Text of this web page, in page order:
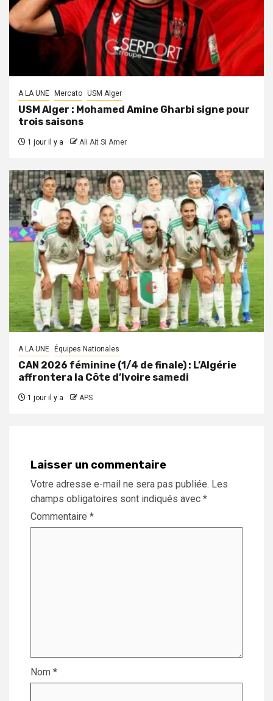
A LA UNE Mercato USM Alger
USM Alger : Mohamed Amine Gharbi signe pour
trois saisons
1 jour il y a Ali Ait Si Amer
A LA UNE Équipes Nationales
CAN 2026 féminine (1/4 de finale) : L’Algérie
affrontera la Côte d’Ivoire samedi
1 jour il y a APS
Laisser un commentaire
Votre adresse e-mail ne sera pas publiée. Les
champs obligatoires sont indiqués avec *
Commentaire *
Nom *